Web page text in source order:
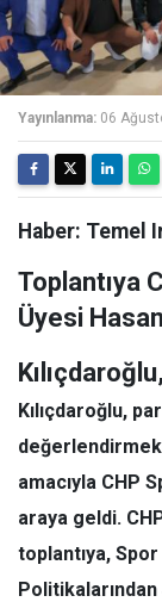
Yayınlanma: 06
Haber: Temel
Toplantıya
Üyesi Hasan
Kılıçdaroğlu,
Kılıçdaroğlu,
değerlendirmek
amacıyla CHP
araya geldi.
toplantıya,
Politikalarından